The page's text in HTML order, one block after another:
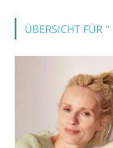
ÜBERSICHT FÜR "